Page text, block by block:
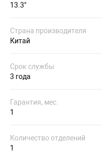
13.3"
Страна производителя
Китай
Срок службы
3 года
Гарантия, мес.
1
Количество отделений
1